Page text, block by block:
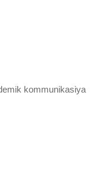
kommunikasiya